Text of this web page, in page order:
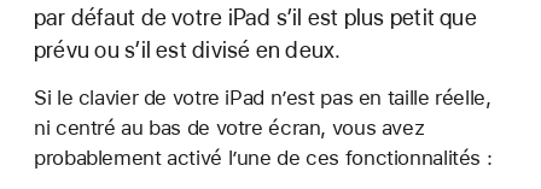
par défaut de votre iPad s’il est plus petit que
prévu ou s’il est divisé en deux.
Si le clavier de votre iPad n’est pas en taille réelle,
ni centré au bas de votre écran, vous avez
probablement activé l’une de ces fonctionnalités :